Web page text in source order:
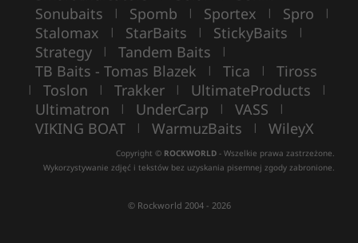
Sonubaits | Spomb | Sportex | Spro |
Stalomax | StarBaits | StickyBaits |
Strategy | Tandem Baits |
TB Baits - Tomas Blazek | Tica | Tiross
| Toslon | Trakker | UltimateProducts |
Ultimatron | UnderCarp | VASS |
VIKING BOAT | WarmuzBaits | WileyX
Copyright © ROCKWORLD - Wszelkie prawa zastrzeżone.
Wykorzystywanie zdjęć i tekstów bez uzyskania pisemnej zgody zabronione.
© Rockworld 2004 - 2026